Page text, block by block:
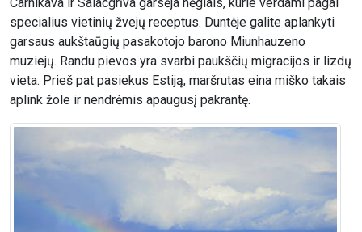
Carnikava ir Salacgrīva garsėja nėgiais, kurie verdami pagal
specialius vietinių žvejų receptus. Duntėje galite aplankyti
garsaus aukštaūgių pasakotojo barono Miunhauzeno
muziejų. Randu pievos yra svarbi paukščių migracijos ir lizdų
vieta. Prieš pat pasiekus Estiją, maršrutas eina miško takais
aplink žole ir nendrėmis apaugusį pakrantę.